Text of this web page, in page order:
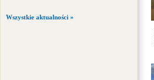
Wszystkie aktualności »